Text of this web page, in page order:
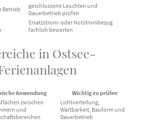
Betrieb
geschlossene Leuchten und
Dauerbetrieb prüfen
Ersatzstrom- oder Notstrombezug
fachlich bewerten
in Ostsee-
Anwendung Wichtig zu prüfen
zwischen
und
Lichtverteilung,
Wartbarkeit, Bauform und
Dauerbetrieb